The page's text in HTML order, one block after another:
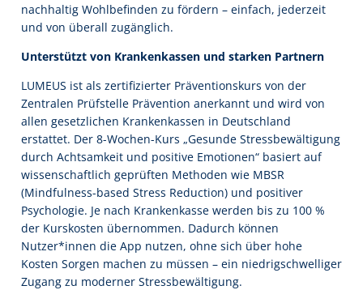
nachhaltig Wohlbefinden zu fördern – einfach, jederzeit
und von überall zugänglich.
Unterstützt von Krankenkassen und starken Partnern
LUMEUS ist als zertifizierter Präventionskurs von der
Zentralen Prüfstelle Prävention anerkannt und wird von
allen gesetzlichen Krankenkassen in Deutschland
erstattet. Der 8-Wochen-Kurs „Gesunde Stressbewältigung
durch Achtsamkeit und positive Emotionen“ basiert auf
wissenschaftlich geprüften Methoden wie MBSR
(Mindfulness-based Stress Reduction) und positiver
Psychologie. Je nach Krankenkasse werden bis zu 100 %
der Kurskosten übernommen. Dadurch können
Nutzer*innen die App nutzen, ohne sich über hohe
Kosten Sorgen machen zu müssen – ein niedrigschwelliger
Zugang zu moderner Stressbewältigung.